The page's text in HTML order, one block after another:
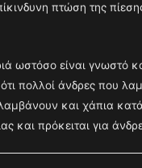
πτώση της
ωστόσο είναι γνωστό
πολλοί άνδρες που
και χάπια
και πρόκειται για